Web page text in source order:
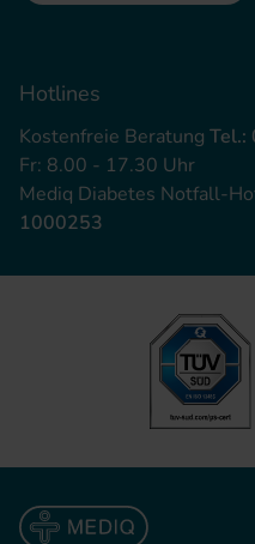
Hotlines
Kostenfreie Beratung Tel.:
Fr: 8.00 - 17.30 Uhr
Mediq Diabetes Notfall-
1000253